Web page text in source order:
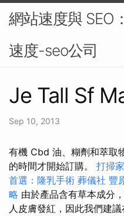
網站速度與 SEO
速度-seo公司
Je Tall Sf
Sep 10, 2013
有機 Cbd 油、糊劑和萃取
的時間才開始訂購。 打掃
首選：隆乳手術 葬儀社 豐
略 由於產品含有草本成分
人皮膚發紅，因此我們建